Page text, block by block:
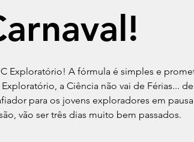
Exploratório! A fórmula é simples e
a Ciência não vai de Férias... de
para os jovens exploradores em pausa
vão ser três dias muito bem passados.